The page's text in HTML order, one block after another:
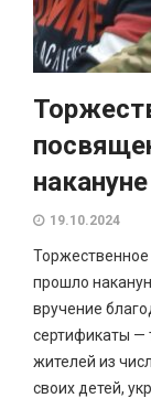
19.10.2024
прошло
вручение
сертификаты —
жителей из
своих детей,